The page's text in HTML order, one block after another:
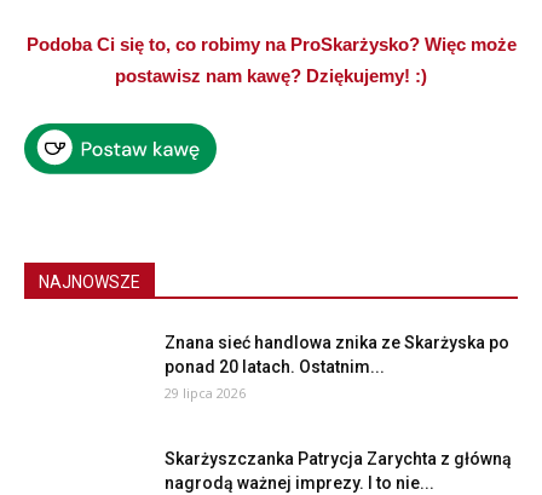
Podoba Ci się to, co robimy na ProSkarżysko? Więc może
postawisz nam kawę? Dziękujemy! :)
NAJNOWSZE
Znana sieć handlowa znika ze Skarżyska po
ponad 20 latach. Ostatnim...
29 lipca 2026
Skarżyszczanka Patrycja Zarychta z główną
nagrodą ważnej imprezy. I to nie...